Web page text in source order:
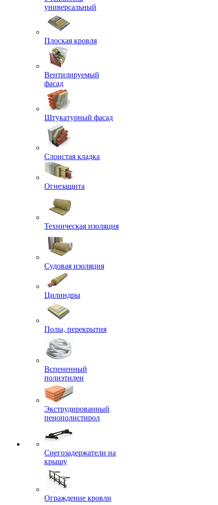
универсальный
Плоская кровля
Вентилируемый
фасад
Штукатурный фасад
Слоистая кладка
Огнезащита
Техническая изоляция
Судовая изоляция
Цилиндры
Полы, перекрытия
Вспененный
полиэтилен
Экструдированный
пенополистирол
Снегозадержатели на
крышу
Ограждение кровли